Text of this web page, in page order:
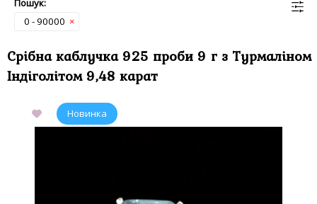
0 - 90000 ×
Срібна каблучка 925 проби 9 г з Турмаліном
Індіголітом 9,48 карат